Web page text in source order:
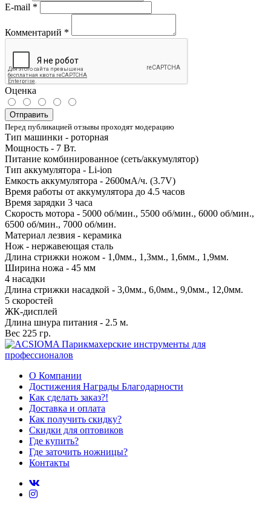
E-mail *
Комментарий *
Оценка
Отправить
Перед публикацией отзывы проходят модерацию
Тип машинки - роторная
Мощность - 7 Вт.
Питание комбинированное (сеть/аккумулятор)
Тип аккумулятора - Li-ion
Емкость аккумулятора - 2600мА/ч. (3.7V)
Время работы от аккумулятора до 4.5 часов
Время зарядки 3 часа
Скорость мотора - 5000 об/мин., 5500 об/мин., 6000 об/мин.,
6500 об/мин., 7000 об/мин.
Материал лезвия - керамика
Нож - нержавеющая сталь
Длина стрижки ножом - 1,0мм., 1,3мм., 1,6мм., 1,9мм.
Ширина ножа - 45 мм
4 насадки
Длина стрижки насадкой - 3,0мм., 6,0мм., 9,0мм., 12,0мм.
5 скоростей
ЖК-дисплей
Длина шнура питания - 2.5 м.
Вес 225 гр.
О Компании
Достижения Награды Благодарности
Как сделать заказ?!
Доставка и оплата
Как получить скидку?
Скидки для оптовиков
Где купить?
Где заточить ножницы?
Контакты